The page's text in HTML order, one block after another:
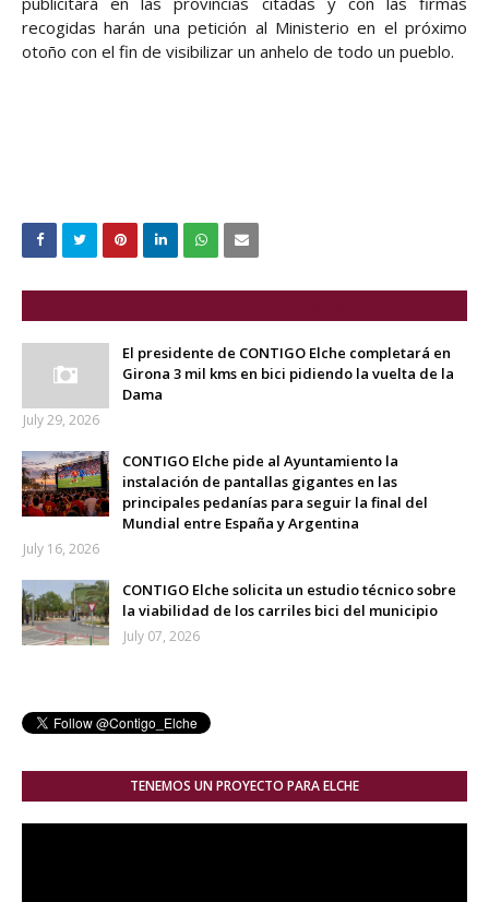
recogidas harán una petición al Ministerio en el próximo
otoño con el fin de visibilizar un anhelo de todo un pueblo.
El presidente de CONTIGO Elche completará en
Girona 3 mil kms en bici pidiendo la vuelta de la
Dama
July 29, 2026
CONTIGO Elche pide al Ayuntamiento la
instalación de pantallas gigantes en las
principales pedanías para seguir la final del
Mundial entre España y Argentina
July 16, 2026
CONTIGO Elche solicita un estudio técnico sobre
la viabilidad de los carriles bici del municipio
July 07, 2026
TENEMOS UN PROYECTO PARA ELCHE